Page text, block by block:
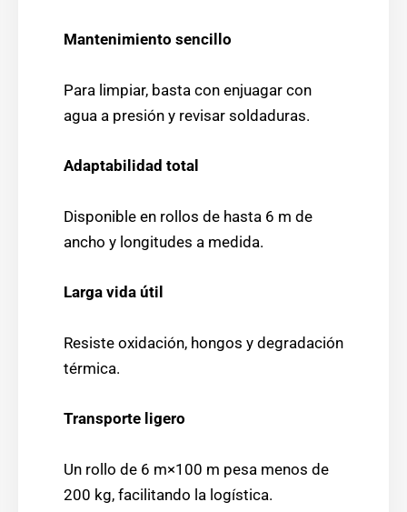
Mantenimiento sencillo
Para limpiar, basta con enjuagar con
agua a presión y revisar soldaduras.
Adaptabilidad total
Disponible en rollos de hasta 6 m de
ancho y longitudes a medida.
Larga vida útil
Resiste oxidación, hongos y degradación
térmica.
Transporte ligero
Un rollo de 6 m×100 m pesa menos de
200 kg, facilitando la logística.